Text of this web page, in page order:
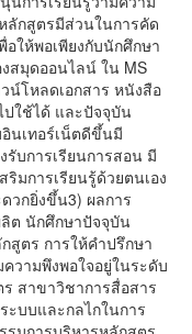
ลักสูตรมีส่วนในการคัด
อให้พอเพียงกับนักศึกษา
สมุดออนไลน์ ใน MS
น์โหลดเอกสาร หนังสือ
ปใช้ได้ และปัจจุบัน
นเทอร์เน็ตดีขึ้นมี
บการเรียนการสอน มี
ริมการเรียนรู้ด้วยตนเอง
วกยิ่งขึ้น3) ผลการ
ต นักศึกษาปัจจุบัน
สูตร การให้คำปรึกษา
วามพึงพอใจอยู่ในระดับ
สาขาวิชาการสื่อสาร
ะบบและกลไกในการ